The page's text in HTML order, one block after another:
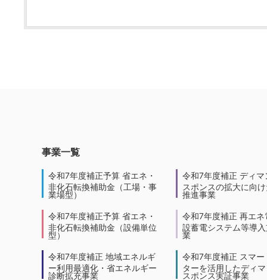
事業一覧
令和7年度補正予算 省エネ・
非化石転換補助金（工場・事
業場型）
令和7年度補正予算 省エネ・
非化石転換補助金（設備単位
型）
令和7年度補正 地域エネルギ
ー利用最適化・省エネルギー
診断拡充事業
令和7年度補正 ディマ
スポンスの拡大に向
推進事業
令和7年度補正 再エネ
設蓄電システム等導
業
令和7年度補正 スマー
ターを活用したディ
スポンス実証事業